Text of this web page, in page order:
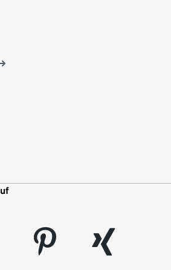
pinterest
xing